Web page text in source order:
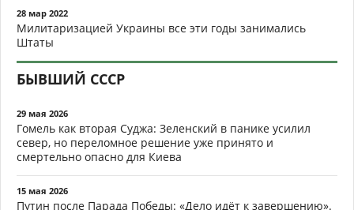
28 мар 2022
Милитаризацией Украины все эти годы занимались
Штаты
БЫВШИЙ СССР
29 мая 2026
Гомель как вторая Суджа: Зеленский в панике усилил
север, но переломное решение уже принято и
смертельно опасно для Киева
15 мая 2026
Путин после Парада Победы: «Дело идёт к завершению».